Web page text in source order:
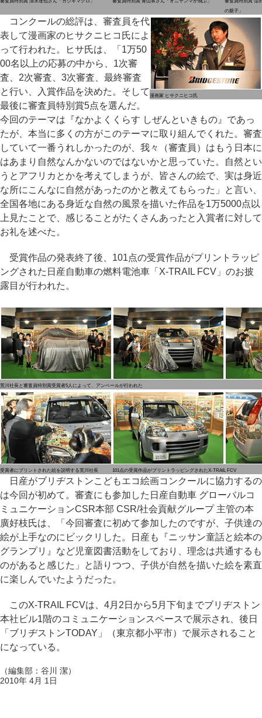
の親子」
漫画家 ヒサクニヒコ氏
コンクールの総評は、審査員を代
表して漫画家のヒサクニヒコ氏によ
って行われた。ヒサ氏は、「1万50
00名以上の応募の中から、1次審
査、2次審査、3次審査、最終審査
と行い、入賞作品を決めた。そして
最後に審査員特別賞5点を選んだ。
今回のテーマは『なかよくくらす しぜんといきもの』であっ
たが、本当に多くの方がこのテーマに取り組んでくれた。審査
していて一番うれしかったのが、我々（審査員）はもう日本に
はあまり自然なんかないのではないかと思っていた。自然とい
うとアフリカとかを考えてしまうが、皆さんの絵で、実は身近
な所にこんなに自然があったのかと教えてもらった」と言い、
全国各地にある身近な自然の風景を描いた作品を1万5000点以
上見たことで、感じることがたくさんあったと入賞者に対して
お礼を述べた。
受賞作品の発表終了後、101点の受賞作品がプリントラッピ
ングされた日産自動車の燃料電池車「X-TRAIL FCV」のお披
露目が行われた。
荒川社長と審査員特別賞受賞者5人によって、アンベールが行われた
受賞者にプリントされた絵を説明する荒川社長 101点の受賞作品がプリントラッピングされたX-TRAIL FCV
日産がブリヂストンこどもエコ絵画コンクールに協力するの
は今回が初めて。審査にも参加した日産自動車 グローバルコ
ミュニケーションCSR本部 CSR/社会貢献グループ 主管の本
廣好枝氏は、「今回審査に初めて参加したのですが、子供達の
絵が上手なのにビックリした。日産も『ニッサン童話と絵本の
グランプリ』など児童図書活動をしており、理念は共通するも
のがあると感じた」と語りつつ、子供が自然を描いた絵を素直
に楽しんでいたようだった。
このX-TRAIL FCVは、4月2日から5月下旬までブリヂストン
本社ビル1階のコミュニケーションスペースで展示され、後日
「ブリヂストンTODAY」（東京都小平市）で展示されること
になっている。
（編集部：谷川 潔）
2010年 4月 1日